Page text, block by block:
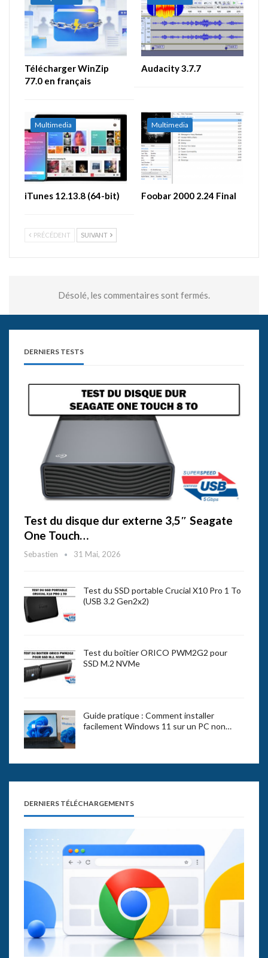
Télécharger WinZip
77.0 en français
Audacity 3.7.7
Multimedia
iTunes 12.13.8 (64-bit)
Multimedia
Foobar 2000 2.24 Final
PRÉCÉDENT SUIVANT
Désolé, les commentaires sont fermés.
DERNIERS TESTS
Test du disque dur externe 3,5″ Seagate
One Touch…
Sebastien 31 Mai, 2026
Test du SSD portable Crucial X10 Pro 1 To
(USB 3.2 Gen2x2)
Test du boîtier ORICO PWM2G2 pour
SSD M.2 NVMe
Guide pratique : Comment installer
facilement Windows 11 sur un PC non…
DERNIERS TÉLÉCHARGEMENTS